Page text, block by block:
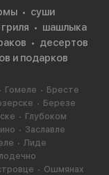
суши
гриля
шашлыка
десертов
и подарков
Гомеле
Бресте
Березе
Глубоком
Заславле
Лиде
Ошмянах